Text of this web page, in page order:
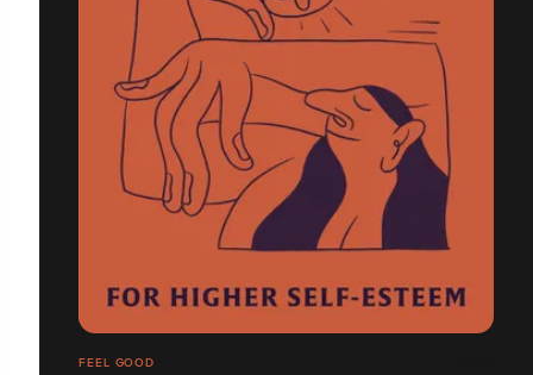
FEEL GOOD